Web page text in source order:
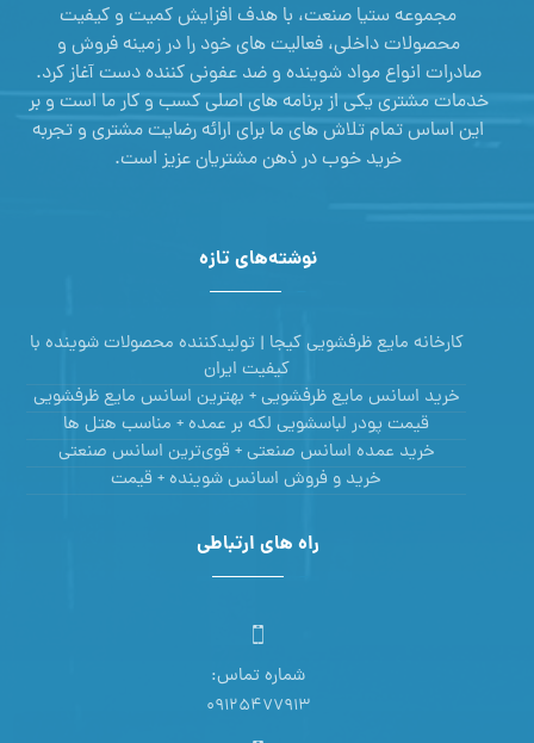
مجموعه ستیا صنعت، با هدف افزایش کمیت و کیفیت
محصولات داخلی، فعالیت های خود را در زمینه فروش و
صادرات انواع مواد شوینده و ضد عفونی کننده دست آغاز کرد.
خدمات مشتری یکی از برنامه های اصلی کسب و کار ما است و بر
این اساس تمام تلاش های ما برای ارائه رضایت مشتری و تجربه
خرید خوب در ذهن مشتریان عزیز است.
نوشته‌های تازه
کارخانه مایع ظرفشویی کیجا | تولیدکننده محصولات شوینده با
کیفیت ایران
خرید اسانس مایع ظرفشویی + بهترین اسانس مایع ظرفشویی
قیمت پودر لباسشویی لکه بر عمده + مناسب هتل ها
خرید عمده اسانس صنعتی + قوی‌ترین اسانس‌ صنعتی
خرید و فروش اسانس شوینده + قیمت
راه های ارتباطی
شماره تماس:
09125477913